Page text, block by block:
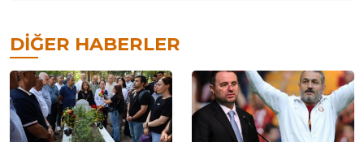
DIĞER HABERLER